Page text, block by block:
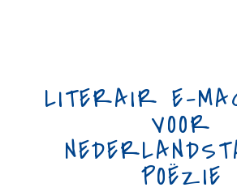
LITERAIR E-
VOOR
POËZIE